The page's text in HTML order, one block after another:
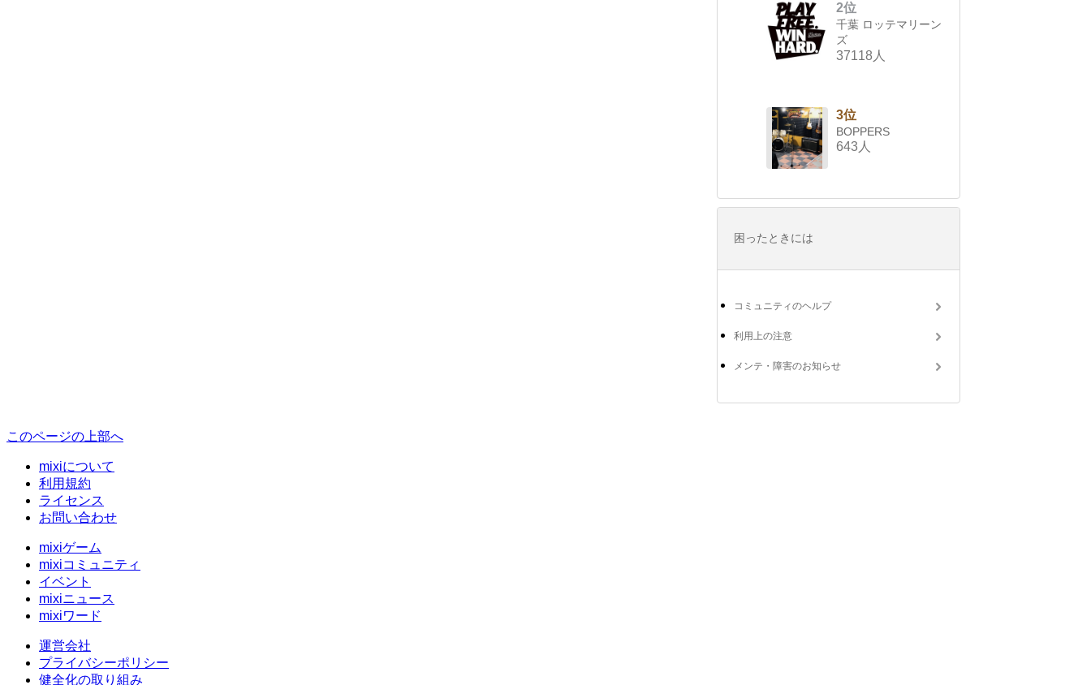
2位
千葉 ロッテマリーン
ズ
37118人
3位
BOPPERS
643人
困ったときには
コミュニティのヘルプ
利用上の注意
メンテ・障害のお知らせ
このページの上部へ
mixiについて
利用規約
ライセンス
お問い合わせ
mixiゲーム
mixiコミュニティ
イベント
mixiニュース
mixiワード
運営会社
プライバシーポリシー
健全化の取り組み